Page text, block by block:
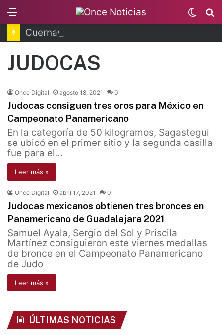
Switch
skin
JUDOCAS
Once Digital agosto 18, 2021 0
Judocas consiguen tres oros para México en
Campeonato Panamericano
En la categoría de 50 kilogramos, Sagastegui
se ubicó en el primer sitio y la segunda casilla
fue para el…
Leer más »
Once Digital abril 17, 2021 0
Judocas mexicanos obtienen tres bronces en
Panamericano de Guadalajara 2021
Samuel Ayala, Sergio del Sol y Priscila
Martínez consiguieron este viernes medallas
de bronce en el Campeonato Panamericano
de Judo
Leer más »
ÚLTIMAS NOTICIAS